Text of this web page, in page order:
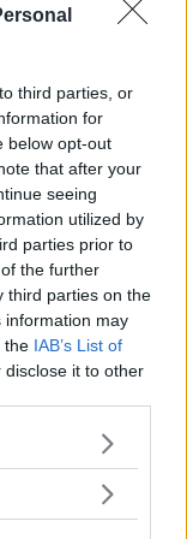
third parties, or
for
below opt-out
that after your
seeing
utilized by
parties prior to
the further
third parties on the
information may
the IAB’s List of
it to other
or more Google
You may click to